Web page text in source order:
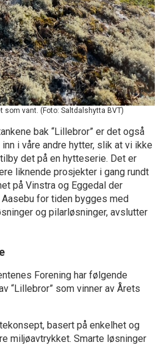
som vant. (Foto: Saltdalshytta BVT)
bak “Lillebror” er det også
i våre andre hytter, slik at vi ikke
det på en hytteserie. Det er
liknende prosjekter i gang rundt
på Vinstra og Eggedal der
for tiden bygges med
og pilarløsninger, avslutter
Forening har følgende
“Lillebror” som vinner av Årets
basert på enkelhet og
miljøavtrykket. Smarte løsninger